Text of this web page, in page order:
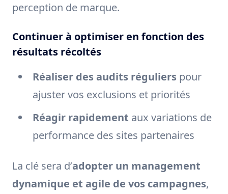
perception de marque.
Continuer à optimiser en fonction des
résultats récoltés
Réaliser des audits réguliers pour
ajuster vos exclusions et priorités
Réagir rapidement aux variations de
performance des sites partenaires
La clé sera d’adopter un management
dynamique et agile de vos campagnes,